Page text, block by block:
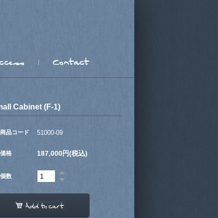
Cabinet (F-1)
商品コード 51000-09
価格 187,000円(税込)
個数